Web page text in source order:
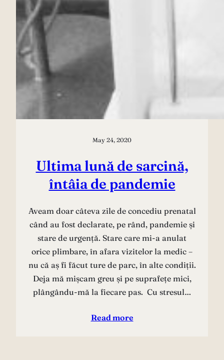
May 24, 2020
Ultima lună de sarcină,
întâia de pandemie
Aveam doar câteva zile de concediu prenatal
când au fost declarate, pe rând, pandemie și
stare de urgență. Stare care mi-a anulat
orice plimbare, în afara vizitelor la medic –
nu că aș fi făcut ture de parc, în alte condiții.
Deja mă mișcam greu și pe suprafețe mici,
plângându-mă la fiecare pas. Cu stresul…
Read more